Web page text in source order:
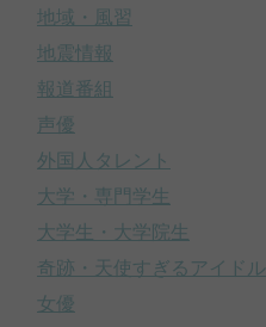
地域・風習
地震情報
報道番組
声優
外国人タレント
大学・専門学生
大学生・大学院生
奇跡・天使すぎるアイドル
女優